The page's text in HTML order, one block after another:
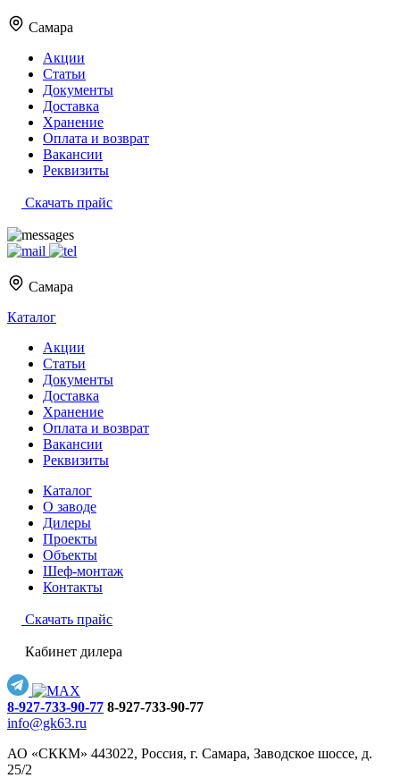
Самара
Акции
Статьи
Документы
Доставка
Хранение
Оплата и возврат
Вакансии
Реквизиты
Скачать прайс
Самара
Каталог
Акции
Статьи
Документы
Доставка
Хранение
Оплата и возврат
Вакансии
Реквизиты
Каталог
О заводе
Дилеры
Проекты
Объекты
Шеф-монтаж
Контакты
Скачать прайс
Кабинет дилера
8-927-733-90-77 8-927-733-90-77
info@gk63.ru
АО «СККМ» 443022, Россия, г. Самара, Заводское шоссе, д.
25/2